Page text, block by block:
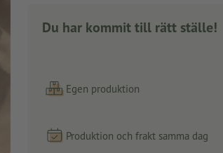
Du har kommit till rätt ställe!
Egen produktion
Produktion och frakt samma dag